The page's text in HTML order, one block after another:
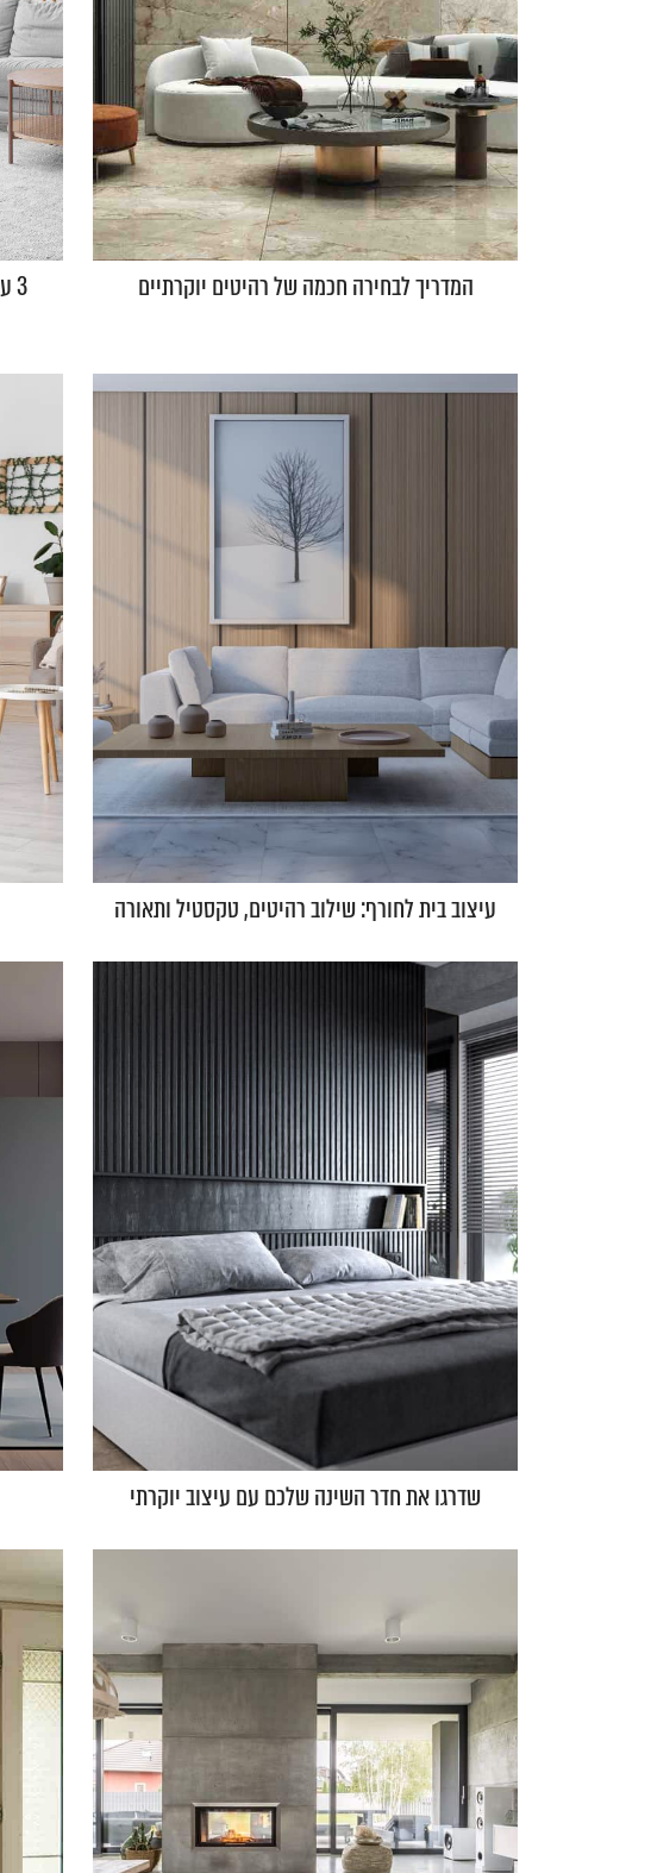
המדריך לבחירה חכמה של רהיטים יוקרתיים 3 עקרונות לשילוב אמנות וריהוט בעיצוב הבית
עיצוב בית לחורף: שילוב רהיטים, טקסטיל ותאורה
שדרגו את חדר השינה שלכם עם עיצוב יוקרתי